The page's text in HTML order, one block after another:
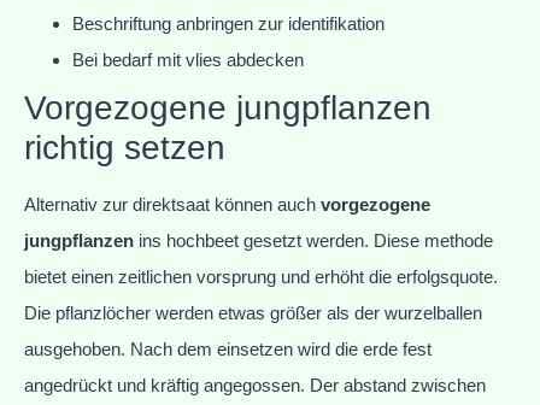
Beschriftung anbringen zur identifikation
Bei bedarf mit vlies abdecken
Vorgezogene jungpflanzen
richtig setzen
Alternativ zur direktsaat können auch vorgezogene
jungpflanzen ins hochbeet gesetzt werden. Diese methode
bietet einen zeitlichen vorsprung und erhöht die erfolgsquote.
Die pflanzlöcher werden etwas größer als der wurzelballen
ausgehoben. Nach dem einsetzen wird die erde fest
angedrückt und kräftig angegossen. Der abstand zwischen